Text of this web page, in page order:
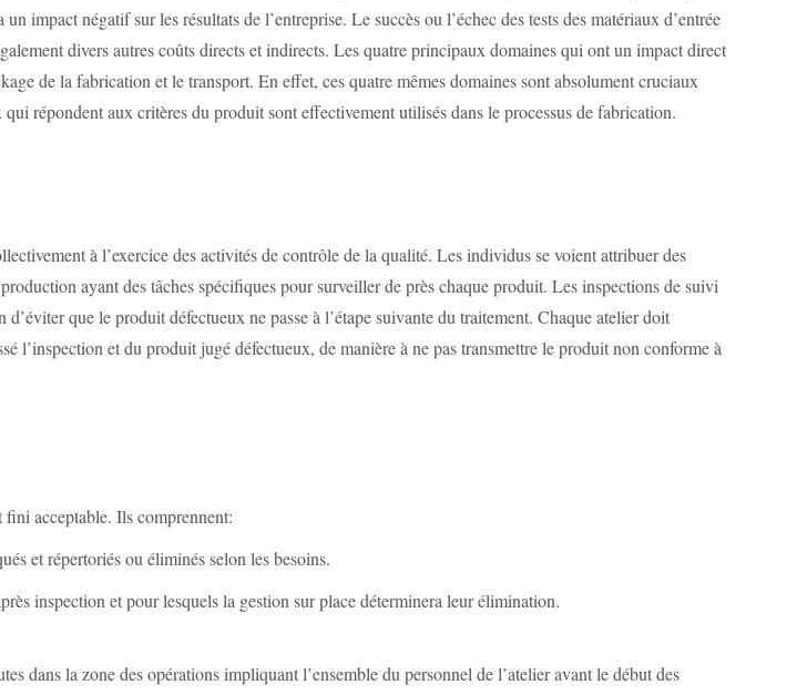
impact négatif sur les résultats de l’entreprise. Le succès ou l’échec des tests des matériaux d’entrée
divers autres coûts directs et indirects. Les quatre principaux domaines qui ont un impact direct
de la fabrication et le transport. En effet, ces quatre mêmes domaines sont absolument cruciaux
répondent aux critères du produit sont effectivement utilisés dans le processus de fabrication.
à l’exercice des activités de contrôle de la qualité. Les individus se voient attribuer des
ayant des tâches spécifiques pour surveiller de près chaque produit. Les inspections de suivi
que le produit défectueux ne passe à l’étape suivante du traitement. Chaque atelier doit
l’inspection et du produit jugé défectueux, de manière à ne pas transmettre le produit non conforme à
acceptable. Ils comprennent:
et répertoriés ou éliminés selon les besoins.
inspection et pour lesquels la gestion sur place déterminera leur élimination.
dans la zone des opérations impliquant l’ensemble du personnel de l’atelier avant le début des